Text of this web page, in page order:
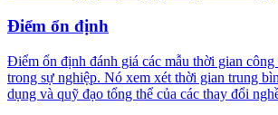
Điểm ổn định
Điểm ổn định đánh giá các mẫu thời gian công
trong sự nghiệp. Nó xem xét thời gian trung
dụng và quỹ đạo tổng thể của các thay đổi